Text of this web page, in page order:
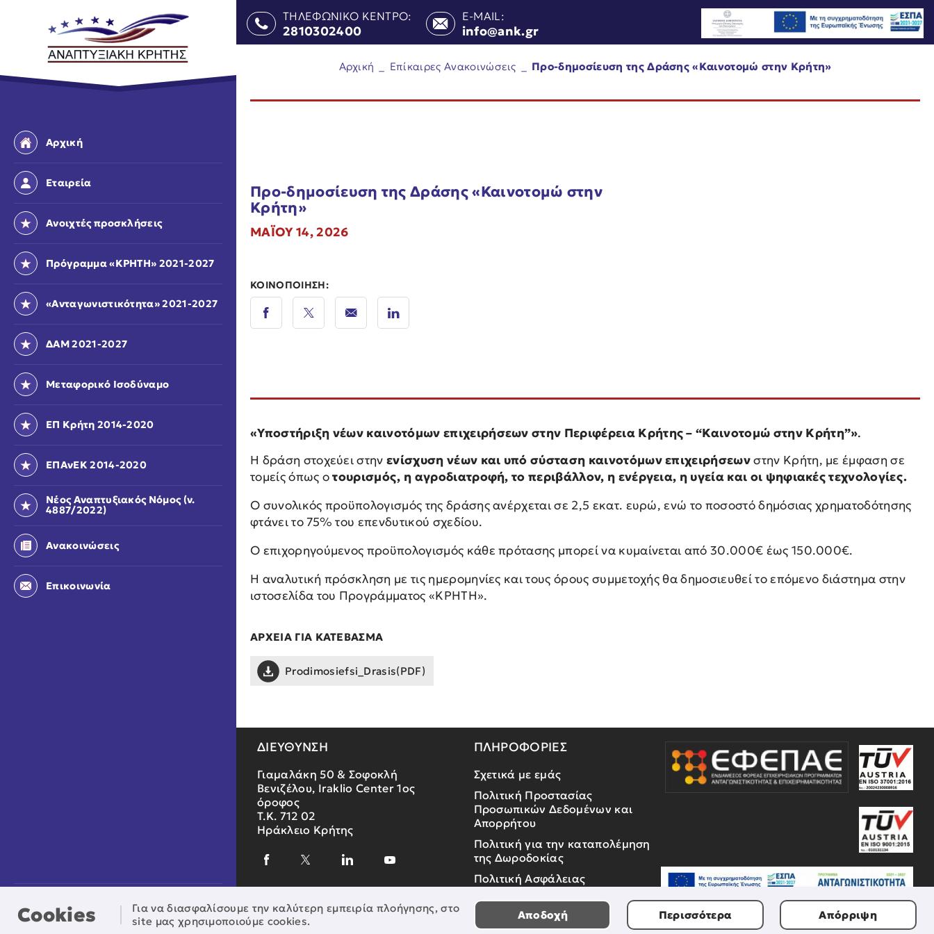
Cookies
Για να διασφαλίσουμε την καλύτερη εμπειρία πλοήγησης, στο
site μας χρησιμοποιούμε cookies.
Αποδοχή Περισσότερα Απόρριψη
Αρχική
Εταιρεία
Ανοιχτές προσκλήσεις
Πρόγραμμα «ΚΡΗΤΗ» 2021-2027
«Ανταγωνιστικότητα» 2021-2027
ΔΑΜ 2021-2027
Μεταφορικό Ισοδύναμο
ΕΠ Κρήτη 2014-2020
ΕΠΑνΕΚ 2014-2020
Νέος Αναπτυξιακός Νόμος (ν.
4887/2022)
Ανακοινώσεις
Επικοινωνία
Παρασκευή, 07 Αυγούστου, 2026
© Αναπτυξιακή Κρήτης - All rights reserved
ΤΗΛΕΦΩΝΙΚΟ ΚΕΝΤΡΟ:
2810302400
E-MAIL:
info@ank.gr
Αρχική Επίκαιρες Ανακοινώσεις Προ-δημοσίευση της Δράσης «Καινοτομώ στην Κρήτη»
Προ-δημοσίευση της Δράσης «Καινοτομώ στην
Κρήτη»
ΜΑΪ́ΟΥ 14, 2026
ΚΟΙΝΟΠΟΙΗΣΗ:
«Υποστήριξη νέων καινοτόμων επιχειρήσεων στην Περιφέρεια Κρήτης – “Καινοτομώ στην Κρήτη”».
Η δράση στοχεύει στηνενίσχυση νέων και υπό σύσταση καινοτόμων επιχειρήσεωνστην Κρήτη, με έμφαση σε
τομείς όπως οτουρισμός, η αγροδιατροφή, το περιβάλλον, η ενέργεια, η υγεία και οι ψηφιακές τεχνολογίες.
Ο συνολικός προϋπολογισμός της δράσης ανέρχεται σε 2,5 εκατ. ευρώ, ενώ το ποσοστό δημόσιας χρηματοδότησης
φτάνει το 75% του επενδυτικού σχεδίου.
Ο επιχορηγούμενος προϋπολογισμός κάθε πρότασης μπορεί να κυμαίνεται από 30.000€ έως 150.000€.
Η αναλυτική πρόσκληση με τις ημερομηνίες και τους όρους συμμετοχής θα δημοσιευθεί το επόμενο διάστημα στην
ιστοσελίδα του Προγράμματος «ΚΡΗΤΗ».
ΑΡΧΕΙΑ ΓΙΑ ΚΑΤΕΒΑΣΜΑ
Prodimosiefsi_Drasis(PDF)
ΔΙΕΥΘΥΝΣΗ
Γιαμαλάκη 50 & Σοφοκλή
Βενιζέλου, Iraklio Center 1ος
όροφος
Τ.Κ. 712 02
Ηράκλειο Κρήτης
ΠΛΗΡΟΦΟΡΙΕΣ
Σχετικά με εμάς
Πολιτική Προστασίας
Προσωπικών Δεδομένων και
Απορρήτου
Πολιτική για την καταπολέμηση
της Δωροδοκίας
Πολιτική Ασφάλειας